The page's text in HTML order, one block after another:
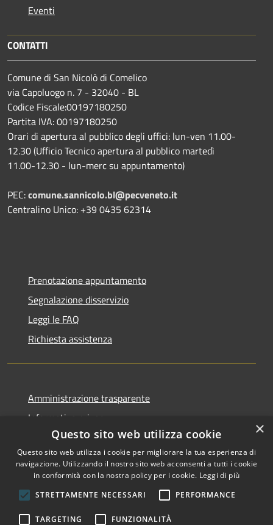
Eventi
CONTATTI
Comune di San Nicolò di Comelico
via Capoluogo n. 7 - 32040 - BL
Codice Fiscale:00197180250
Partita IVA: 00197180250
Orari di apertura al pubblico degli uffici: lun-ven 11.00-
12.30 (Ufficio Tecnico apertura al pubblico martedì
11.00-12.30 - lun-merc su appuntamento)
PEC:comune.sannicolo.bl@pecveneto.it
Centralino Unico: +39 0435 62314
Prenotazione appuntamento
Segnalazione disservizio
Leggi le FAQ
Richiesta assistenza
Amministrazione trasparente
Informativa privacy
Note legali
Dichiarazione di accessibilità
RSS Copyright © 2026 • Comune di
×
Questo sito web utilizza cookie
Questo sito web utilizza i cookie per migliorare la tua esperienza di
navigazione. Utilizzando il nostro sito web acconsenti a tutti i cookie
in conformità con la nostra policy per i cookie. Leggi di più
STRETTAMENTE NECESSARI
PERFORMANCE
TARGETING FUNZIONALITÀ